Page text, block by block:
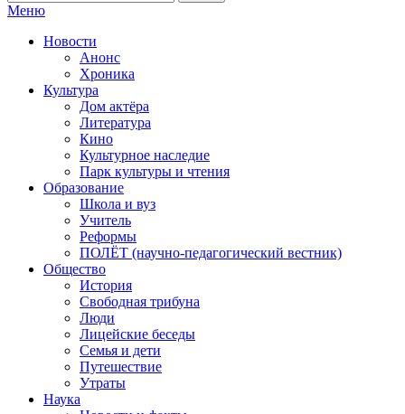
Меню
Новости
Анонс
Хроника
Культура
Дом актёра
Литература
Кино
Культурное наследие
Парк культуры и чтения
Образование
Школа и вуз
Учитель
Реформы
ПОЛЁТ (научно-педагогический вестник)
Общество
История
Свободная трибуна
Люди
Лицейские беседы
Семья и дети
Путешествие
Утраты
Наука